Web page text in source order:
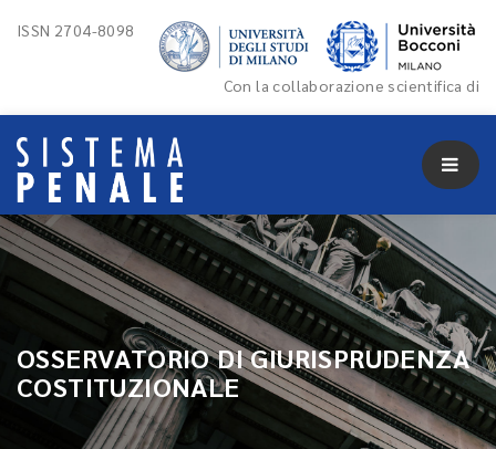
ISSN 2704-8098
Con la collaborazione scientifica di
OSSERVATORIO DI GIURISPRUDENZA
COSTITUZIONALE